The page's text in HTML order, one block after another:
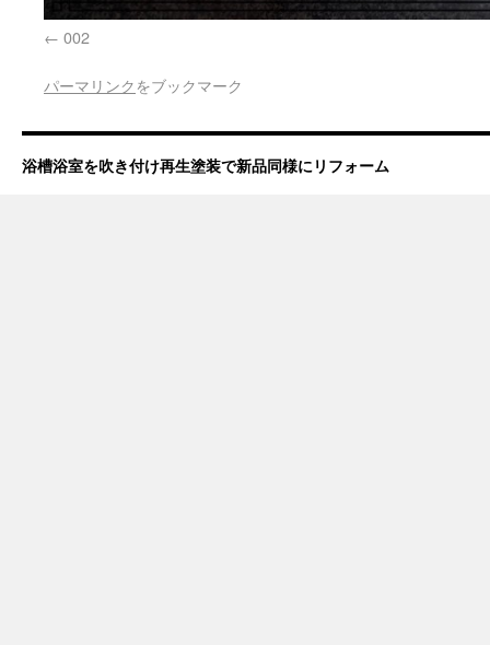
002
パーマリンクをブックマーク
浴槽浴室を吹き付け再生塗装で新品同様にリフォーム